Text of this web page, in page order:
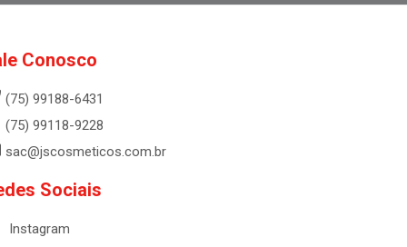
Conosco
(75) 99188-6431
(75) 99118-9228
sac@jscosmeticos.com.br
Sociais
Instagram